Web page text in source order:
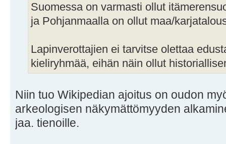
Suomessa on varmasti ollut
ja Pohjanmaalla on ollut maa/
Lapinverottajien ei tarvitse olettaa
kieliryhmää, eihän näin ollut
Niin tuo Wikipedian ajoitus on oudon
arkeologisen näkymättömyyden
jaa. tienoille.